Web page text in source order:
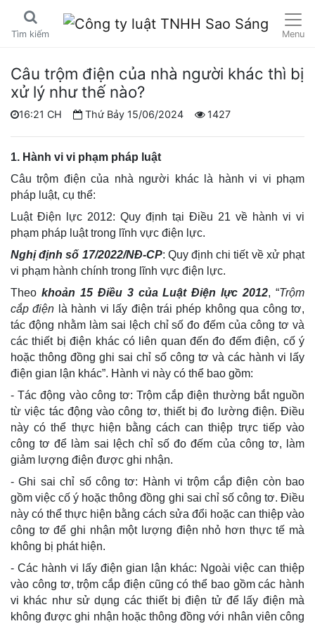
Tìm kiếm Menu
Câu trộm điện của nhà người khác thì bị
xử lý như thế nào?
16:21 CH Thứ Bảy 15/06/2024 1427
1. Hành vi vi phạm pháp luật
Câu trộm điện của nhà người khác là hành vi vi phạm
pháp luật, cụ thể:
Luật Điện lực 2012: Quy định tại Điều 21 về hành vi vi
phạm pháp luật trong lĩnh vực điện lực.
Nghị định số 17/2022/NĐ-CP: Quy định chi tiết về xử phạt
vi phạm hành chính trong lĩnh vực điện lực.
Theo khoản 15 Điều 3 của Luật Điện lực 2012, “Trộm
cắp điện là hành vi lấy điện trái phép không qua công tơ,
tác động nhằm làm sai lệch chỉ số đo đếm của công tơ và
các thiết bị điện khác có liên quan đến đo đếm điện, cố ý
hoặc thông đồng ghi sai chỉ số công tơ và các hành vi lấy
điện gian lận khác”. Hành vi này có thể bao gồm:
- Tác động vào công tơ: Trộm cắp điện thường bắt nguồn
từ việc tác động vào công tơ, thiết bị đo lường điện. Điều
này có thể thực hiện bằng cách can thiệp trực tiếp vào
công tơ để làm sai lệch chỉ số đo đếm của công tơ, làm
giảm lượng điện được ghi nhận.
- Ghi sai chỉ số công tơ: Hành vi trộm cắp điện còn bao
gồm việc cố ý hoặc thông đồng ghi sai chỉ số công tơ. Điều
này có thể thực hiện bằng cách sửa đổi hoặc can thiệp vào
công tơ để ghi nhận một lượng điện nhỏ hơn thực tế mà
không bị phát hiện.
- Các hành vi lấy điện gian lận khác: Ngoài việc can thiệp
vào công tơ, trộm cắp điện cũng có thể bao gồm các hành
vi khác như sử dụng các thiết bị điện tử để lấy điện mà
không được ghi nhận hoặc thông đồng với nhân viên công